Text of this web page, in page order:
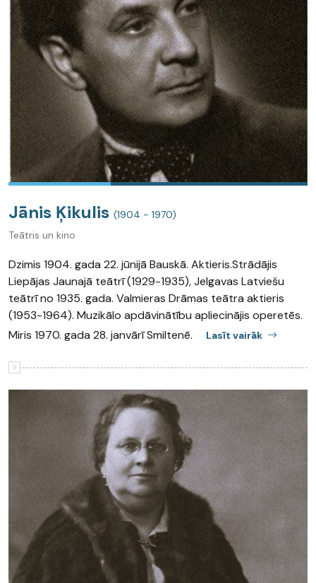
Jānis Ķikulis (1904 - 1970)
Teātris un kino
Dzimis 1904. gada 22. jūnijā Bauskā. Aktieris.Strādājis
Liepājas Jaunajā teātrī (1929-1935), Jelgavas Latviešu
teātrī no 1935. gada. Valmieras Drāmas teātra aktieris
(1953-1964). Muzikālo apdāvinātību apliecinājis operetēs.
Miris 1970. gada 28. janvārī Smiltenē.
Lasīt vairāk